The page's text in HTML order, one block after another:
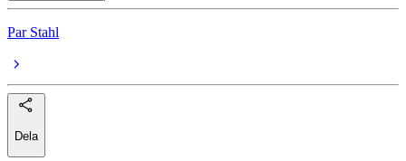
Par Stahl
Dela